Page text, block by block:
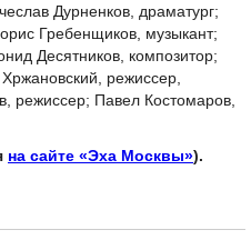
Дурненков, драматург;
Гребенщиков, музыкант;
Десятников, композитор;
режиссер,
режиссер; Павел Костомаров,
на сайте «Эха Москвы»).